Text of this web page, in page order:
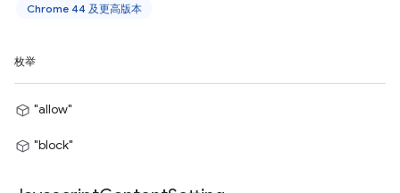
Chrome 44 及更高版本
枚举
"allow"
"block"